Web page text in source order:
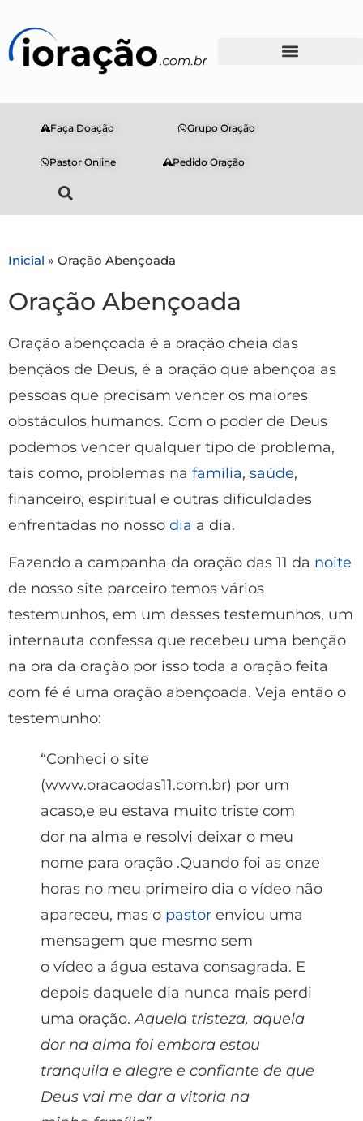
Faça Doação Grupo Oração
Pastor Online Pedido Oração
Inicial » Oração Abençoada
Oração Abençoada
Oração abençoada é a oração cheia das
bençãos de Deus, é a oração que abençoa as
pessoas que precisam vencer os maiores
obstáculos humanos. Com o poder de Deus
podemos vencer qualquer tipo de problema,
tais como, problemas na família, saúde,
financeiro, espiritual e outras dificuldades
enfrentadas no nosso dia a dia.
Fazendo a campanha da oração das 11 da noite
de nosso site parceiro temos vários
testemunhos, em um desses testemunhos, um
internauta confessa que recebeu uma benção
na ora da oração por isso toda a oração feita
com fé é uma oração abençoada. Veja então o
testemunho:
“Conheci o site
(www.oracaodas11.com.br) por um
acaso,e eu estava muito triste com
dor na alma e resolvi deixar o meu
nome para oração .Quando foi as onze
horas no meu primeiro dia o vídeo não
apareceu, mas o pastor enviou uma
mensagem que mesmo sem
o vídeo a água estava consagrada. E
depois daquele dia nunca mais perdi
uma oração.Aquela tristeza, aquela
dor na alma foi embora estou
tranquila e alegre e confiante de que
Deus vai me dar a vitoria na